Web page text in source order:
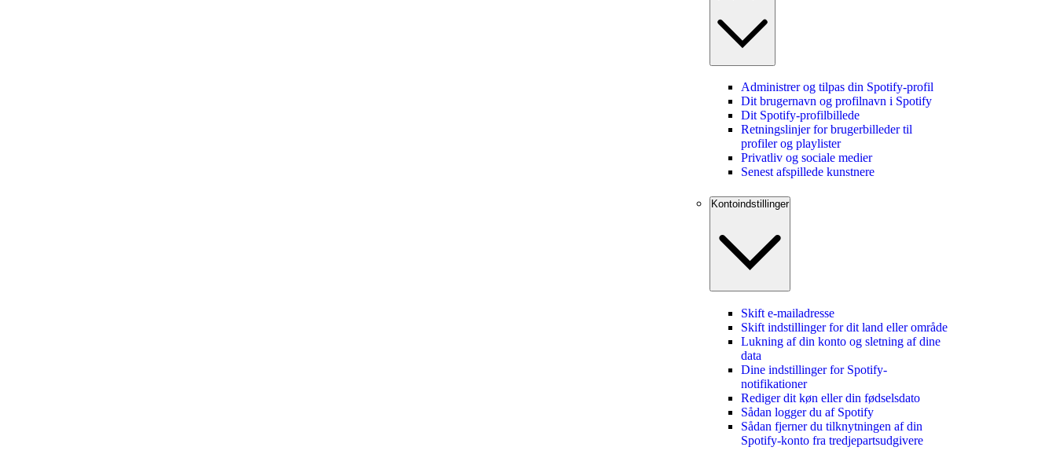
Administrer og tilpas din Spotify-profil
Dit brugernavn og profilnavn i Spotify
Dit Spotify-profilbillede
Retningslinjer for brugerbilleder til
profiler og playlister
Privatliv og sociale medier
Senest afspillede kunstnere
Kontoindstillinger
Skift e-mailadresse
Skift indstillinger for dit land eller område
Lukning af din konto og sletning af dine
data
Dine indstillinger for Spotify-
notifikationer
Rediger dit køn eller din fødselsdato
Sådan logger du af Spotify
Sådan fjerner du tilknytningen af din
Spotify-konto fra tredjepartsudgivere